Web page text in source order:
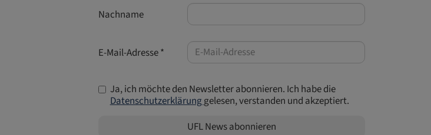
Nachname
E-Mail-Adresse *
Ja, ich möchte den Newsletter abonnieren. Ich habe die
Datenschutzerklärunggelesen, verstanden und akzeptiert.
UFL News abonnieren